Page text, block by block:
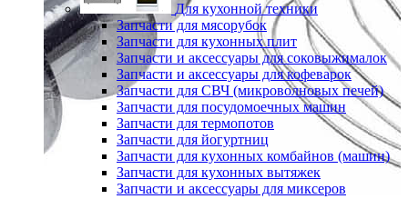
Для кухонной техники
Запчасти для мясорубок
Запчасти для кухонных плит
Запчасти и аксессуары для соковыжималок
Запчасти и аксессуары для кофеварок
Запчасти для СВЧ (микроволновых печей)
Запчасти для посудомоечных машин
Запчасти для термопотов
Запчасти для йогуртниц
Запчасти для кухонных комбайнов (машин)
Запчасти для кухонных вытяжек
Запчасти и аксессуары для миксеров